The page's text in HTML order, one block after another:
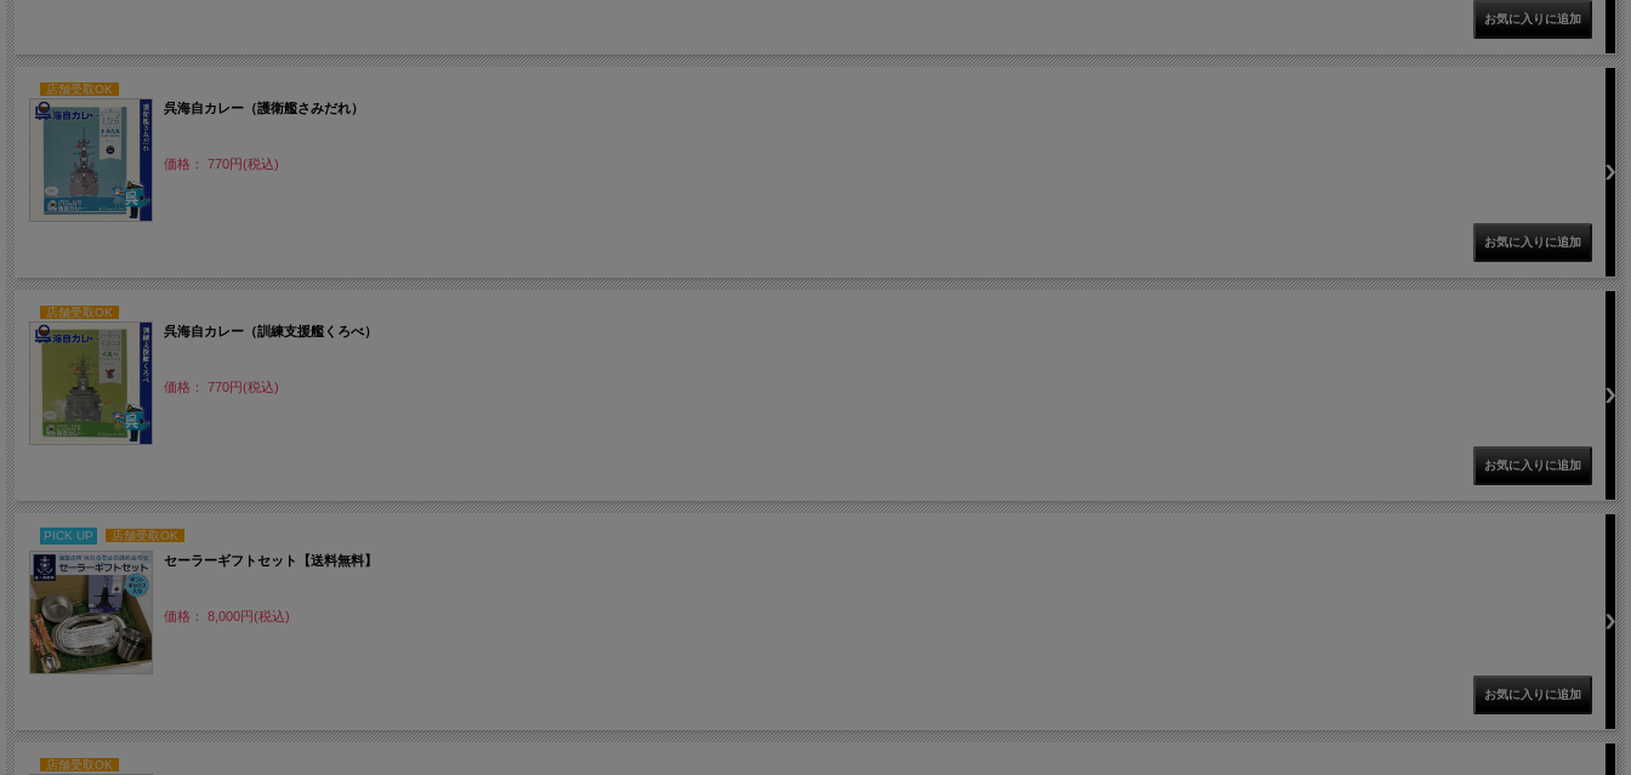
店舗受取OK
呉海自カレー（護衛艦さみだれ）
価格： 770円(税込)
店舗受取OK
呉海自カレー（訓練支援艦くろべ）
価格： 770円(税込)
PICK UP 店舗受取OK
セーラーギフトセット【送料無料】
価格： 8,000円(税込)
店舗受取OK